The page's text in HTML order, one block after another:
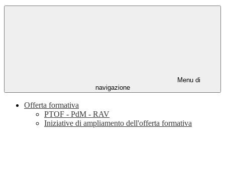
Menu di
navigazione
Offerta formativa
PTOF - PdM - RAV
Iniziative di ampliamento dell'offerta formativa